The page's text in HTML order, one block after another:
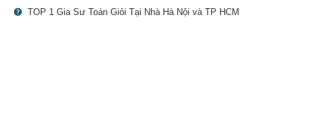
TOP 1 Gia Sư Toán Giỏi Tại Nhà Hà Nội và TP HCM